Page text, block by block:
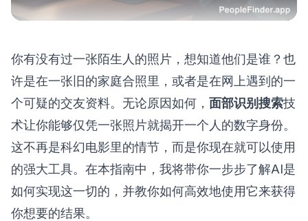
你有没有过一张陌生人的照片，想知道他们是谁？也
许是在一张旧的家庭合照里，或者是在网上遇到的一
个可疑的交友资料。无论原因如何， 面部识别搜索技
术让你能够仅凭一张照片就揭开一个人的数字身份。
这不再是科幻电影里的情节，而是你现在就可以使用
的强大工具。在本指南中，我将带你一步步了解AI是
如何实现这一切的，并教你如何高效地使用它来获得
你想要的结果。